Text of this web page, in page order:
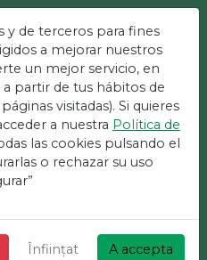
Simplă
Pentru
și gratuit!
y de terceros para fines
a mejorar nuestros
un mejor servicio, en
partir de tus hábitos de
visitadas). Si quieres
a nuestra Política de
las cookies pulsando el
o rechazar su uso
Înființat A accepta